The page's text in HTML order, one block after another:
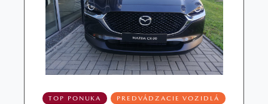
TOP PONUKA PREDVÁDZACIE VOZIDLÁ